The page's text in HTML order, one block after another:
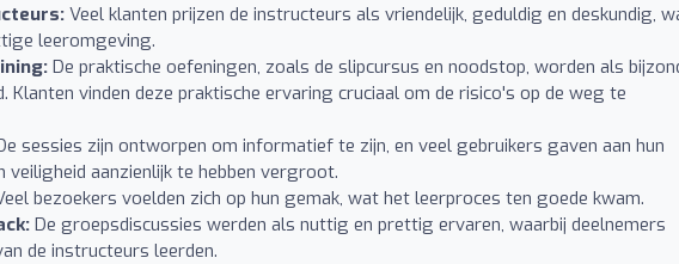
Veel klanten prijzen de instructeurs als vriendelijk, geduldig en deskundig,
leeromgeving.
De praktische oefeningen, zoals de slipcursus en noodstop, worden als
Klanten vinden deze praktische ervaring cruciaal om de risico's op de weg te
sessies zijn ontworpen om informatief te zijn, en veel gebruikers gaven aan hun
veiligheid aanzienlijk te hebben vergroot.
bezoekers voelden zich op hun gemak, wat het leerproces ten goede kwam.
De groepsdiscussies werden als nuttig en prettig ervaren, waarbij deelnemers
de instructeurs leerden.